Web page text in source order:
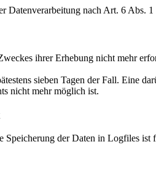
Datenverarbeitung nach Art. 6 Abs.
ihrer Erhebung nicht mehr
sieben Tagen der Fall. Eine
nicht mehr möglich ist.
der Daten in Logfiles